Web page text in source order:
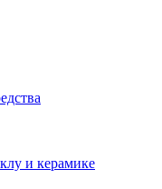
и керамике